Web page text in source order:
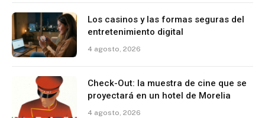
Los casinos y las formas seguras del
entretenimiento digital
4 agosto, 2026
Check-Out: la muestra de cine que se
proyectará en un hotel de Morelia
4 agosto, 2026